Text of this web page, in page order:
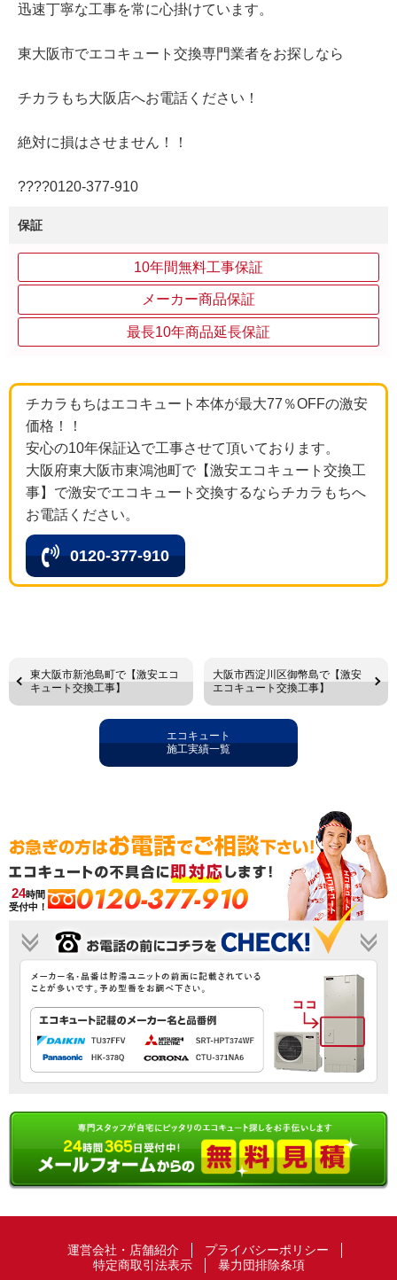
迅速丁寧な工事を常に心掛けています。
東大阪市でエコキュート交換専門業者をお探しなら
チカラもち大阪店へお電話ください！
絶対に損はさせません！！
????0120‐377‐910
保証
10年間無料工事保証
メーカー商品保証
最長10年商品延長保証
チカラもちはエコキュート本体が最大77％OFFの激安
価格！！
安心の10年保証込で工事させて頂いております。
大阪府東大阪市東鴻池町で【激安エコキュート交換工
事】で激安でエコキュート交換するならチカラもちへ
お電話ください。
0120-377-910
東大阪市新池島町で【激安エコ
キュート交換工事】
大阪市西淀川区御幣島で【激安
エコキュート交換工事】
エコキュート
施工実績一覧
24時間
受付中！
0120-377-910
運営会社・店舗紹介
プライバシーポリシー
特定商取引法表示
暴力団排除条項